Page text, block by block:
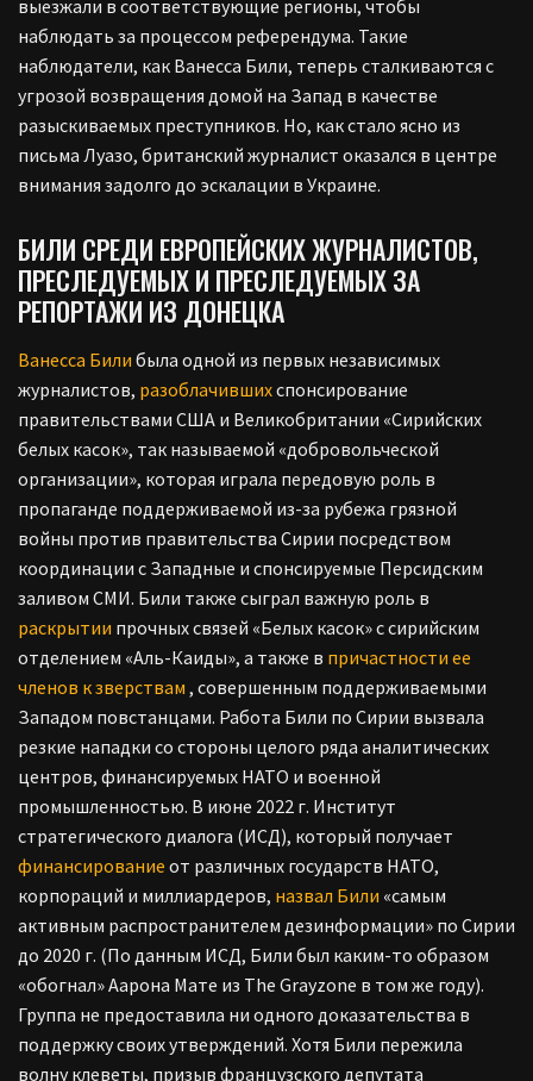
выезжали в соответствующие регионы, чтобы
наблюдать за процессом референдума. Такие
наблюдатели, как Ванесса Били, теперь сталкиваются с
угрозой возвращения домой на Запад в качестве
разыскиваемых преступников. Но, как стало ясно из
письма Луазо, британский журналист оказался в центре
внимания задолго до эскалации в Украине.
БИЛИ СРЕДИ ЕВРОПЕЙСКИХ ЖУРНАЛИСТОВ,
ПРЕСЛЕДУЕМЫХ И ПРЕСЛЕДУЕМЫХ ЗА
РЕПОРТАЖИ ИЗ ДОНЕЦКА
Ванесса Били была одной из первых независимых
журналистов, разоблачившихспонсирование
правительствами США и Великобритании «Сирийских
белых касок», так называемой «добровольческой
организации», которая играла передовую роль в
пропаганде поддерживаемой из-за рубежа грязной
войны против правительства Сирии посредством
координации с Западные и спонсируемые Персидским
заливом СМИ. Били также сыграл важную роль в
раскрытии прочных связей «Белых касок» с сирийским
отделением «Аль-Каиды», а также в причастности ее
членов к зверствам , совершенным поддерживаемыми
Западом повстанцами. Работа Били по Сирии вызвала
резкие нападки со стороны целого ряда аналитических
центров, финансируемых НАТО и военной
промышленностью. В июне 2022 г. Институт
стратегического диалога (ИСД), который получает
финансирование от различных государств НАТО,
корпораций и миллиардеров, назвал Били «самым
активным распространителем дезинформации» по Сирии
до 2020 г. (По данным ИСД, Били был каким-то образом
«обогнал» Аарона Мате из The Grayzone в том же году).
Группа не предоставила ни одного доказательства в
поддержку своих утверждений. Хотя Били пережила
волну клеветы, призыв французского депутата